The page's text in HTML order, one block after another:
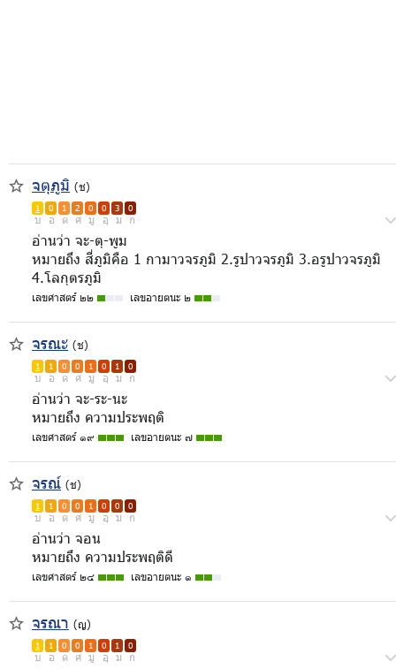
จตุภูมิ (ช)
1 0 1 2 0 0 3 0
บ อ ด ศ มู อุ ม ก
อ่านว่า จะ-ตุ-พูม
หมายถึง สี่ภูมิคือ 1 กามาวจรภูมิ 2.รูปาวจรภูมิ 3.อรูปาวจรภูมิ
4.โลกุตรภูมิ
เลขศาสตร์ ๒๒ เลขอายตนะ ๒
จรณะ (ช)
1 1 0 0 1 0 1 0
บ อ ด ศ มู อุ ม ก
อ่านว่า จะ-ระ-นะ
หมายถึง ความประพฤติ
เลขศาสตร์ ๑๙ เลขอายตนะ ๗
จรณ์ (ช)
1 1 0 0 1 0 0 0
บ อ ด ศ มู อุ ม ก
อ่านว่า จอน
หมายถึง ความประพฤติดี
เลขศาสตร์ ๒๔ เลขอายตนะ ๑
จรณา (ญ)
1 1 0 0 1 0 1 0
บ อ ด ศ มู อุ ม ก